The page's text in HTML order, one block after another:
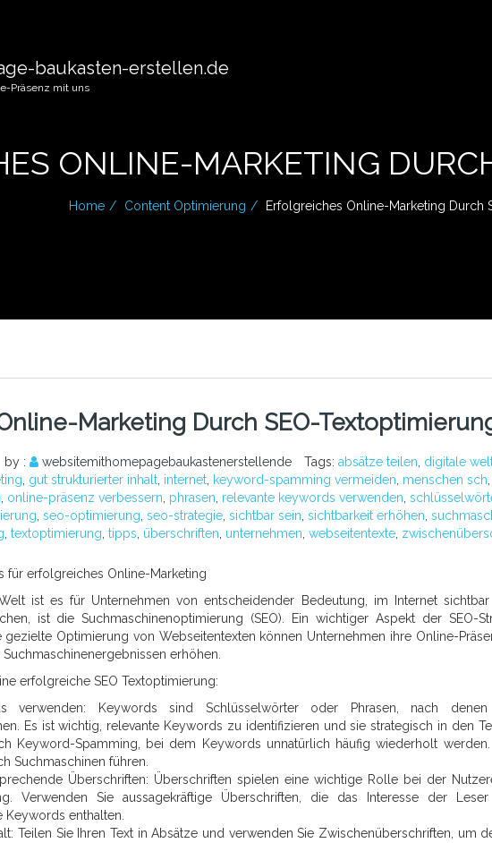
baukasten-erstellen.de
Präsenz mit uns
ONLINE-MARKETING
Home Content Optimierung Erfolgreiches Online-Marketing Durch
Marketing Durch SEO-
by : websitemithomepagebaukastenerstellende Tags: absätze teilen digitale
gut strukturierter inhalt internet keyword-spamming vermeiden menschen sch
online-präsenz verbessern phrasen relevante keywords verwenden
seo-optimierung seo-strategie sichtbar sein sichtbarkeit erhöhen
textoptimierung tipps überschriften unternehmen webseitentexte
für erfolgreiches Online-Marketing
ist es für Unternehmen von entscheidender Bedeutung, im Internet
ist die Suchmaschinenoptimierung (SEO). Ein wichtiger Aspekt der SEO-
Optimierung von Webseitentexten können Unternehmen ihre Online-
erhöhen.
erfolgreiche SEO Textoptimierung:
verwenden: Keywords sind Schlüsselwörter oder Phrasen, nach
Es ist wichtig, relevante Keywords zu identifizieren und sie strategisch in den
Keyword-Spamming, bei dem Keywords unnatürlich häufig wiederholt
Suchmaschinen führen.
Überschriften: Überschriften spielen eine wichtige Rolle bei der
Verwenden Sie aussagekräftige Überschriften, die das Interesse der
enthalten.
Teilen Sie Ihren Text in Absätze und verwenden Sie Zwischenüberschriften, um